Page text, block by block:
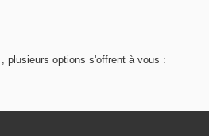
plusieurs options s'offrent à vous :